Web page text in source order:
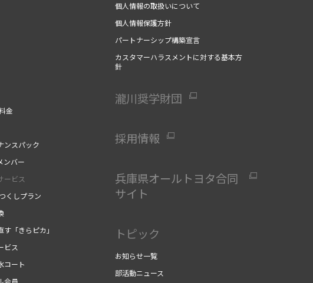
金
ンスパック
ンバー
ービス
くしプラン
「きらピカ」
ビス
コート
個人情報の取扱いについて
個人情報保護方針
パートナーシップ構築宣言
カスタマーハラスメントに対する基本方
針
瀧川奨学財団
採用情報
兵庫県オールトヨタ合同
サイト
トピック
お知らせ一覧
部活動ニュース